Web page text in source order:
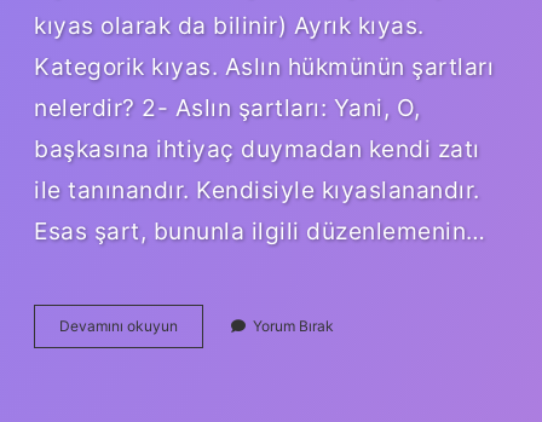
kıyas olarak da bilinir) Ayrık kıyas.
Kategorik kıyas. Aslın hükmünün şartları
nelerdir? 2- Aslın şartları: Yani, O,
başkasına ihtiyaç duymadan kendi zatı
ile tanınandır. Kendisiyle kıyaslanandır.
Esas şart, bununla ilgili düzenlemenin…
Devamını okuyun
Rükünleri
Yorum Bırak